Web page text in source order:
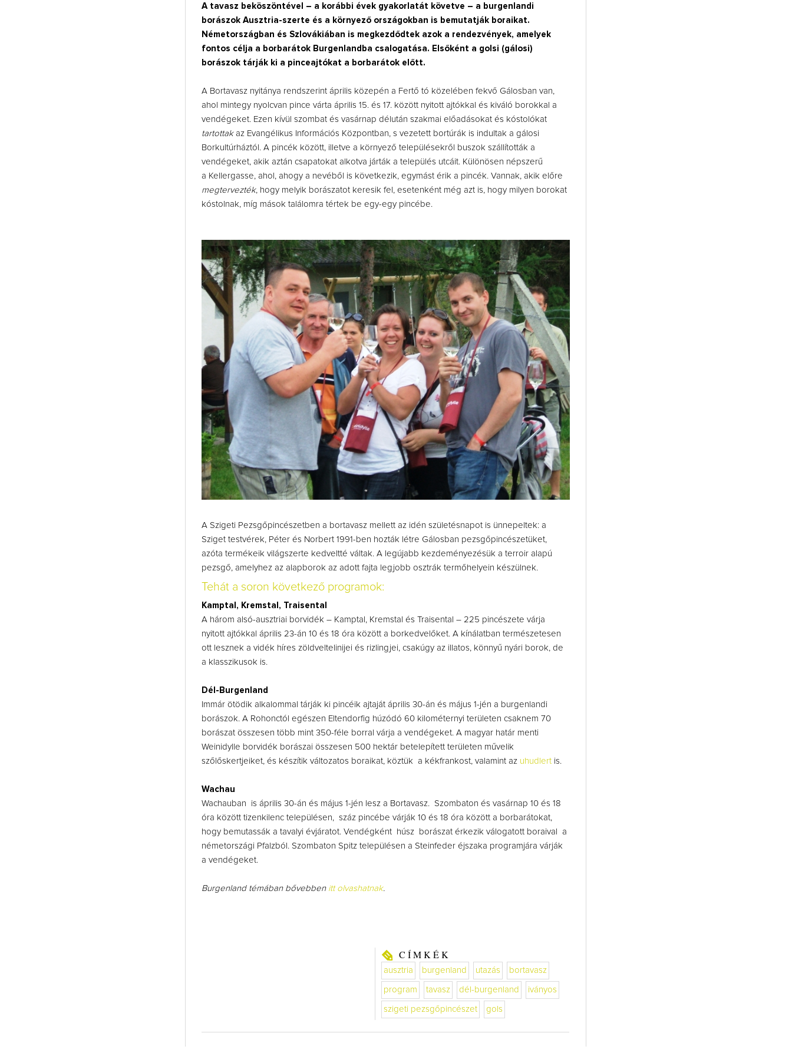
A tavasz beköszöntével – a korábbi évek gyakorlatát követve – a burgenlandi
borászok Ausztria-szerte és a környező országokban is bemutatják boraikat.
Németországban és Szlovákiában is megkezdődtek azok a rendezvények, amelyek
fontos célja a borbarátok Burgenlandba csalogatása. Elsőként a golsi (gálosi)
borászok tárják ki a pinceajtókat a borbarátok előtt.
A Bortavasz nyitánya rendszerint április közepén a Fertő tó közelében fekvő Gálosban van,
ahol mintegy nyolcvan pince várta április 15. és 17. között nyitott ajtókkal és kiváló borokkal a
vendégeket. Ezen kívül szombat és vasárnap délután szakmai előadásokat és kóstolókat
tartottakaz Evangélikus Információs Központban, s vezetett bortúrák is indultak a gálosi
Borkultúrháztól. A pincék között, illetve a környező településekről buszok szállították a
vendégeket, akik aztán csapatokat alkotva járták a település utcáit. Különösen népszerű
a Kellergasse, ahol, ahogy a nevéből is következik, egymást érik a pincék. Vannak, akik előre
megtervezték, hogy melyik borászatot keresik fel, esetenként még azt is, hogy milyen borokat
kóstolnak, míg mások találomra tértek be egy-egy pincébe.
A Szigeti Pezsgőpincészetben a bortavasz mellett az idén születésnapot is ünnepeltek:a
Sziget testvérek, Péter és Norbert 1991-ben hozták létre Gálosban pezsgőpincészetüket,
azóta termékeik világszerte kedveltté váltak. A legújabb kezdeményezésük a terroir alapú
pezsgő, amelyhez az alapborok az adott fajta legjobb osztrák termőhelyein készülnek.
Tehát a soron következő programok:
Kamptal, Kremstal, Traisental
A három alsó-ausztriai borvidék – Kamptal, Kremstal és Traisental – 225 pincészete várja
nyitott ajtókkal április 23-án 10 és 18 óra között a borkedvelőket. A kínálatban természetesen
ott lesznek a vidék híres zöldveltelinijei és rizlingjei, csakúgy az illatos, könnyű nyári borok, de
a klasszikusok is.
Dél-Burgenland
Immár ötödik alkalommal tárják ki pincéik ajtaját április 30-án és május 1-jén a burgenlandi
borászok. A Rohonctól egészen Eltendorfig húzódó 60 kilométernyi területen csaknem 70
borászat összesen több mint 350-féle borral várja a vendégeket. A magyar határ menti
Weinidylle borvidék borászai összesen 500 hektár betelepített területen művelik
szőlőskertjeiket, és készítik változatos boraikat, köztük a kékfrankost, valamint az uhudlert is.
Wachau
Wachauban is április 30-án és május 1-jén lesz a Bortavasz. Szombaton és vasárnap 10 és 18
óra között tizenkilenc településen, száz pincébe várják 10 és 18 óra között a borbarátokat,
hogy bemutassák a tavalyi évjáratot. Vendégként húsz borászat érkezik válogatott boraival a
németországi Pfalzból. Szombaton Spitz településen a Steinfeder éjszaka programjára várják
a vendégeket.
Burgenland témában bővebben itt olvashatnak.
CÍMKÉK
ausztria burgenland utazás bortavasz
program tavasz dél-burgenland iványos
szigeti pezsgőpincészet gols